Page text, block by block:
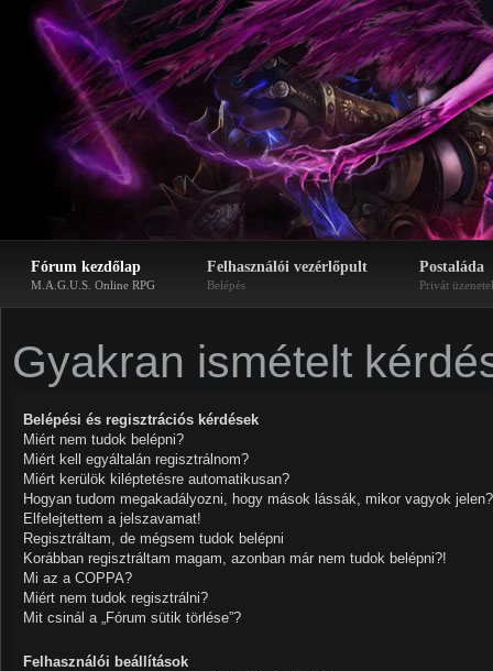
Fórum kezdőlap
M.A.G.U.S. Online RPG
Felhasználói vezérlőpult
Belépés
Postaláda
Privát
Gyakran ismételt
Belépési és regisztrációs kérdések
Miért nem tudok belépni?
Miért kell egyáltalán regisztrálnom?
Miért kerülök kiléptetésre automatikusan?
Hogyan tudom megakadályozni, hogy mások lássák, mikor vagyok jelen?
Elfelejtettem a jelszavamat!
Regisztráltam, de mégsem tudok belépni
Korábban regisztráltam magam, azonban már nem tudok belépni?!
Mi az a COPPA?
Miért nem tudok regisztrálni?
Mit csinál a „Fórum sütik törlése”?
Felhasználói beállítások